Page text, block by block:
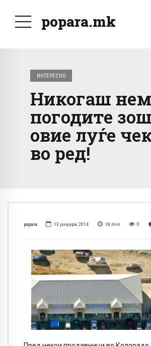
popara.mk
ИНТЕРЕСНО
Никогаш
погодите
овие луѓе
во ред!
popara 13 јануари, 2014 18 min 0